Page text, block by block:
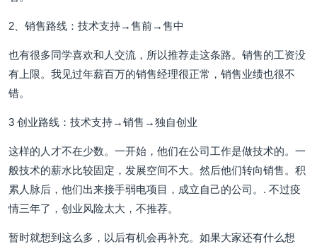
2、销售路线：技术支持→售前→售中
也有很多同学喜欢和人交流，所以推荐走这条路。销售的工资没
有上限。我见过年薪百万的销售经理很正常，销售业绩也很不
错。
3 创业路线：技术支持→销售→独自创业
这样的人才不在少数。一开始，他们在公司工作是做技术的。一
般技术的薪水比较固定，发展空间不大。然后他们转向销售。积
累人脉后，他们出来接手弱电项目，成立自己的公司。. 不过疫
情三年了，创业风险太大，不推荐。
暂时就想到这么多，以后有机会再补充。如果大家还有什么想